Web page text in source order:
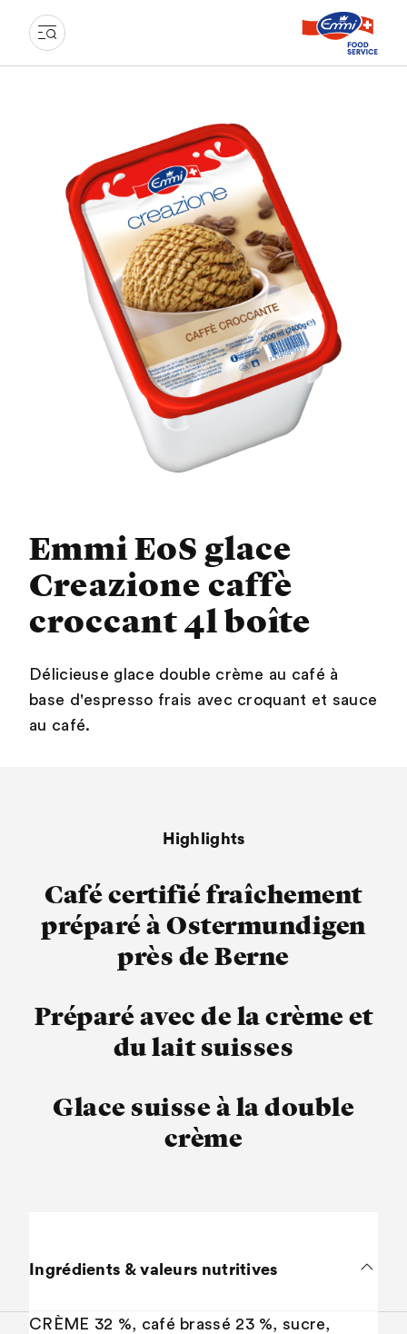
Emmi EoS glace
Creazione caffè
croccant 4l boîte
Délicieuse glace double crème au café à
base d'espresso frais avec croquant et sauce
au café.
Highlights
Café certifié fraîchement
préparé à Ostermundigen
près de Berne
Préparé avec de la crème et
du lait suisses
Glace suisse à la double
crème
Ingrédients & valeurs nutritives
CRÈME 32 %, café brassé 23 %, sucre,